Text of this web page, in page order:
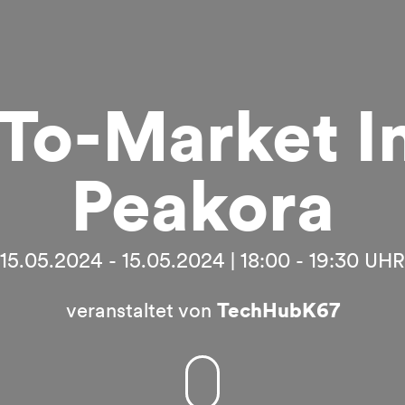
Market
Peakora
15.05.2024 - 15.05.2024 | 18:00 - 19:30 UHR
veranstaltet von TechHubK67